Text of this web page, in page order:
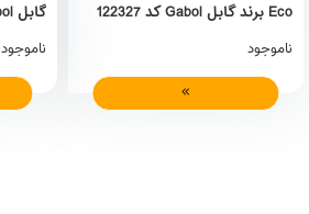
Eco برند گابل Gabol کد 122327
ناموجود
گابل Gabol کد 408107001
ناموجود